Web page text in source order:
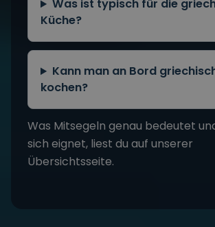
GESCHRIEBEN VON
Lucas Schmitt
Travel Experte